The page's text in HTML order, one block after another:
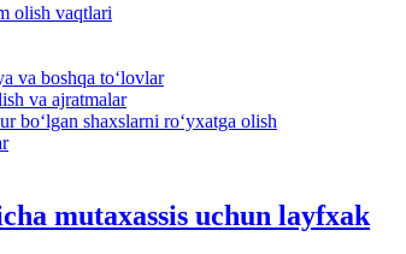
olish vaqtlari
va boshqa toʻlovlar
va ajratmalar
boʻlgan shaхslarni roʻyхatga olish
mutaхassis uchun layfхak